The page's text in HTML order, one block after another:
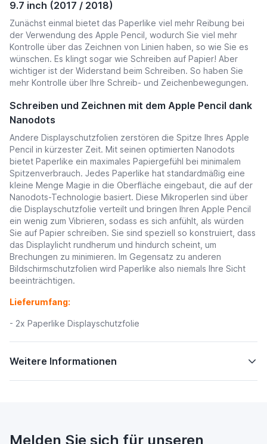
9.7 inch (2017 / 2018)
Zunächst einmal bietet das Paperlike viel mehr Reibung bei
der Verwendung des Apple Pencil, wodurch Sie viel mehr
Kontrolle über das Zeichnen von Linien haben, so wie Sie es
wünschen. Es klingt sogar wie Schreiben auf Papier! Aber
wichtiger ist der Widerstand beim Schreiben. So haben Sie
mehr Kontrolle über Ihre Schreib- und Zeichenbewegungen.
Schreiben und Zeichnen mit dem Apple Pencil dank
Nanodots
Andere Displayschutzfolien zerstören die Spitze Ihres Apple
Pencil in kürzester Zeit. Mit seinen optimierten Nanodots
bietet Paperlike ein maximales Papiergefühl bei minimalem
Spitzenverbrauch. Jedes Paperlike hat standardmäßig eine
kleine Menge Magie in die Oberfläche eingebaut, die auf der
Nanodots-Technologie basiert. Diese Mikroperlen sind über
die Displayschutzfolie verteilt und bringen Ihren Apple Pencil
ein wenig zum Vibrieren, sodass es sich anfühlt, als würden
Sie auf Papier schreiben. Sie sind speziell so konstruiert, dass
das Displaylicht rundherum und hindurch scheint, um
Brechungen zu minimieren. Im Gegensatz zu anderen
Bildschirmschutzfolien wird Paperlike also niemals Ihre Sicht
beeinträchtigen.
Lieferumfang:
- 2x Paperlike Displayschutzfolie
Weitere Informationen
Melden Sie sich für unseren